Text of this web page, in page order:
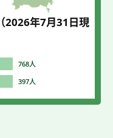
（2026年7月31 日現
768人
397人